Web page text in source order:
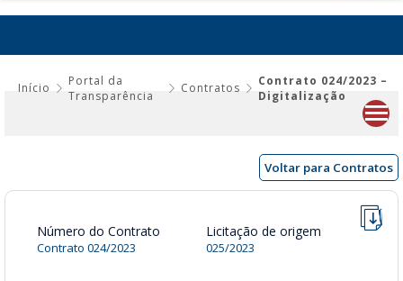
Início
Portal da
Transparência
Contratos
Contrato 024/2023 –
Digitalização
Voltar para Contratos
Número do Contrato
Contrato 024/2023
Licitação de origem
025/2023